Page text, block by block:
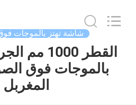
مسكن
Reserved.
شاشة تهتز بالموجات
القطر 1000
بالموجات فوق
المغربل